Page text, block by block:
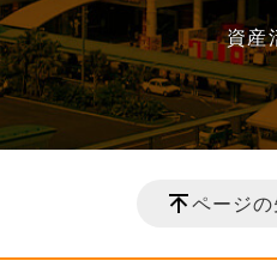
資産
ページ